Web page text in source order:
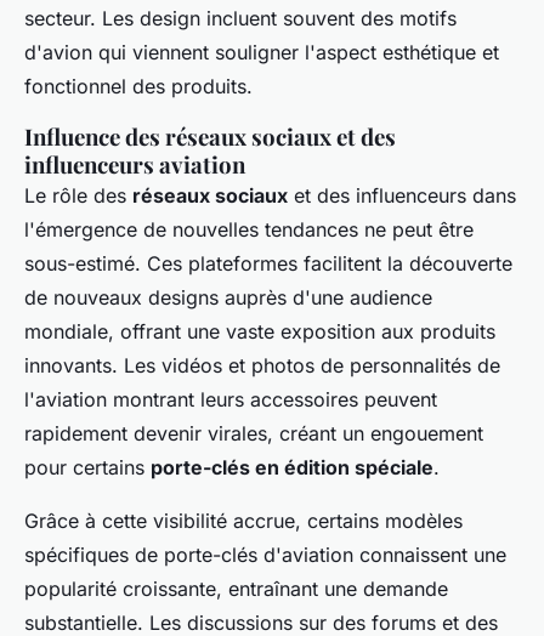
secteur. Les design incluent souvent des motifs
d'avion qui viennent souligner l'aspect esthétique et
fonctionnel des produits.
Influence des réseaux sociaux et des
influenceurs aviation
Le rôle des réseaux sociaux et des influenceurs dans
l'émergence de nouvelles tendances ne peut être
sous-estimé. Ces plateformes facilitent la découverte
de nouveaux designs auprès d'une audience
mondiale, offrant une vaste exposition aux produits
innovants. Les vidéos et photos de personnalités de
l'aviation montrant leurs accessoires peuvent
rapidement devenir virales, créant un engouement
pour certains porte-clés en édition spéciale.
Grâce à cette visibilité accrue, certains modèles
spécifiques de porte-clés d'aviation connaissent une
popularité croissante, entraînant une demande
substantielle. Les discussions sur des forums et des